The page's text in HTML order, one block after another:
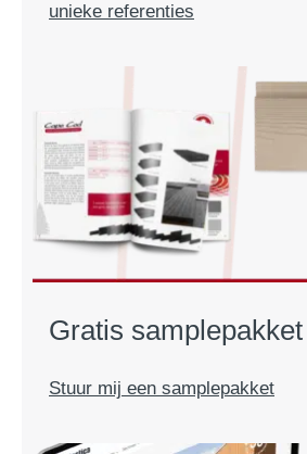
unieke referenties
Gratis samplepakket
Stuur mij een samplepakket